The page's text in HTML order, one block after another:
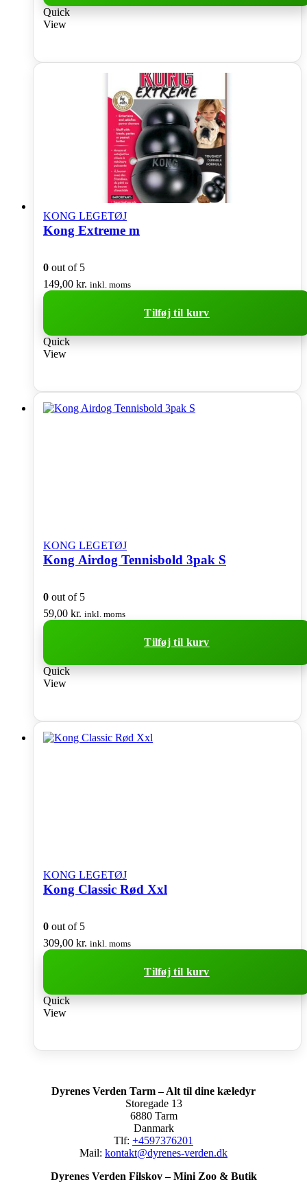
Quick
View
KONG LEGETØJ
Kong Extreme m
0 out of 5
149,00 kr. inkl. moms
Tilføj til kurv
Quick
View
KONG LEGETØJ
Kong Airdog Tennisbold 3pak S
0 out of 5
59,00 kr. inkl. moms
Tilføj til kurv
Quick
View
KONG LEGETØJ
Kong Classic Rød Xxl
0 out of 5
309,00 kr. inkl. moms
Tilføj til kurv
Quick
View
Dyrenes Verden Tarm – Alt til dine kæledyr
Storegade 13
6880 Tarm
Danmark
Tlf: +4597376201
Mail: kontakt@dyrenes-verden.dk
Dyrenes Verden Filskov – Mini Zoo & Butik